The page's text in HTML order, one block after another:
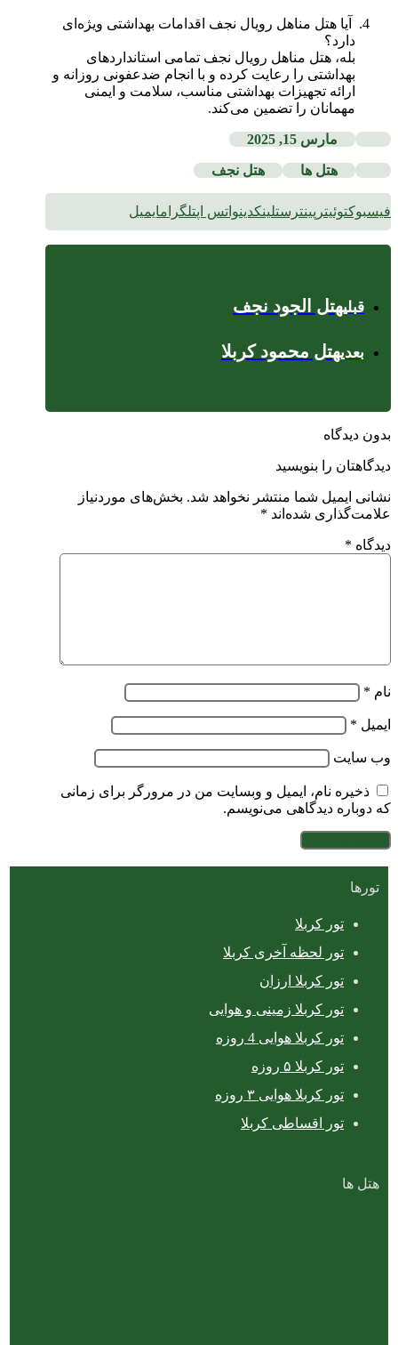
آیا هتل مناهل رویال نجف اقدامات بهداشتی ویژه‌ای
دارد؟
بله، هتل مناهل رویال نجف تمامی استانداردهای
بهداشتی را رعایت کرده و با انجام ضدعفونی روزانه و
ارائه تجهیزات بهداشتی مناسب، سلامت و ایمنی
مهمانان را تضمین می‌کند.
مارس 15, 2025
هتل ها هتل نجف
فیسبوکتوئیتر پینترستلینکدینواتس اپتلگرامایمیل
قبلیهتل الجود نجف
بعدیهتل محمود کربلا
بدون دیدگاه
دیدگاهتان را بنویسید
نشانی ایمیل شما منتشر نخواهد شد. بخش‌های موردنیاز
علامت‌گذاری شده‌اند *
دیدگاه *
نام *
ایمیل *
وب‌ سایت
ذخیره نام، ایمیل و وبسایت من در مرورگر برای زمانی
که دوباره دیدگاهی می‌نویسم.
تورها
تور کربلا
تور لحظه آخری کربلا
تور کربلا ارزان
تور کربلا زمینی و هوایی
تور کربلا هوایی 4 روزه
تور کربلا ۵ روزه
تور کربلا هوایی ۳ روزه
تور اقساطی کربلا
هتل ها